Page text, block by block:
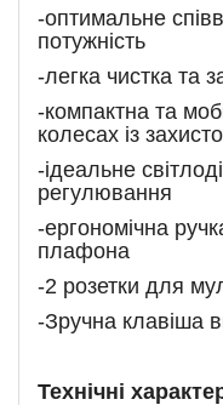
-оптимальне
потужність
-легка чистка та
-компактна та
колесах із
-ідеальне
регулювання
-ергономічна
плафона
-2 розетки для
-Зручна клавіша
Технічні